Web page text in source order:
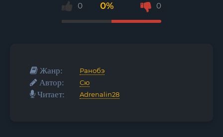
0 0% 0
Жанр: Ранобэ
Автор: Сю
Читает: Adrenalin28